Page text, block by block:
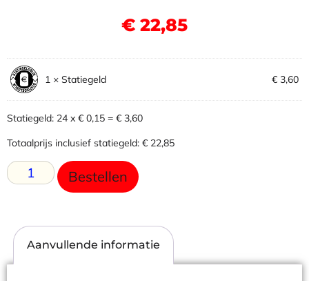
€ 22,85
1 × Statiegeld € 3,60
Statiegeld: 24 x € 0,15 = € 3,60
Totaalprijs inclusief statiegeld: € 22,85
Bestellen
Aanvullende informatie